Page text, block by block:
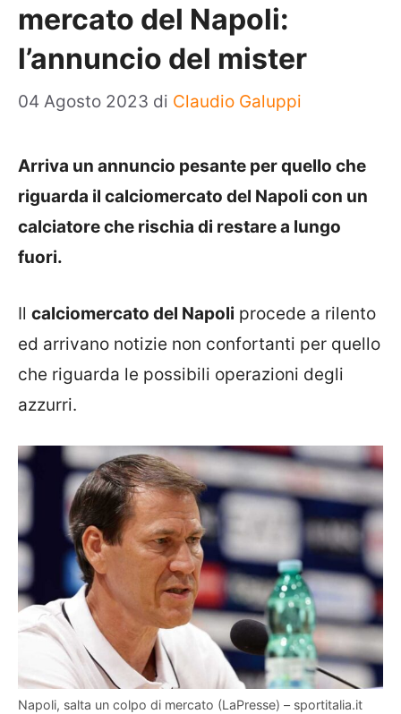
mercato del Napoli:
l’annuncio del mister
04 Agosto 2023 di Claudio Galuppi
Arriva un annuncio pesante per quello che
riguarda il calciomercato del Napoli con un
calciatore che rischia di restare a lungo
fuori.
Il calciomercato del Napoli procede a rilento
ed arrivano notizie non confortanti per quello
che riguarda le possibili operazioni degli
azzurri.
Napoli, salta un colpo di mercato (LaPresse) – sportitalia.it